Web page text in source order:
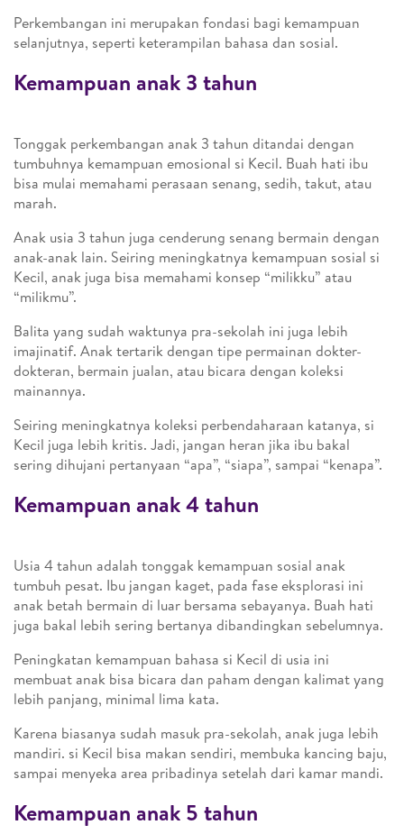
Perkembangan ini merupakan fondasi bagi kemampuan
selanjutnya, seperti keterampilan bahasa dan sosial.
Kemampuan anak 3 tahun
Tonggak perkembangan anak 3 tahun ditandai dengan
tumbuhnya kemampuan emosional si Kecil. Buah hati ibu
bisa mulai memahami perasaan senang, sedih, takut, atau
marah.
Anak usia 3 tahun juga cenderung senang bermain dengan
anak-anak lain. Seiring meningkatnya kemampuan sosial si
Kecil, anak juga bisa memahami konsep “milikku” atau
“milikmu”.
Balita yang sudah waktunya pra-sekolah ini juga lebih
imajinatif. Anak tertarik dengan tipe permainan dokter-
dokteran, bermain jualan, atau bicara dengan koleksi
mainannya.
Seiring meningkatnya koleksi perbendaharaan katanya, si
Kecil juga lebih kritis. Jadi, jangan heran jika ibu bakal
sering dihujani pertanyaan “apa”, “siapa”, sampai “kenapa”.
Kemampuan anak 4 tahun
Usia 4 tahun adalah tonggak kemampuan sosial anak
tumbuh pesat. Ibu jangan kaget, pada fase eksplorasi ini
anak betah bermain di luar bersama sebayanya. Buah hati
juga bakal lebih sering bertanya dibandingkan sebelumnya.
Peningkatan kemampuan bahasa si Kecil di usia ini
membuat anak bisa bicara dan paham dengan kalimat yang
lebih panjang, minimal lima kata.
Karena biasanya sudah masuk pra-sekolah, anak juga lebih
mandiri. si Kecil bisa makan sendiri, membuka kancing baju,
sampai menyeka area pribadinya setelah dari kamar mandi.
Kemampuan anak 5 tahun